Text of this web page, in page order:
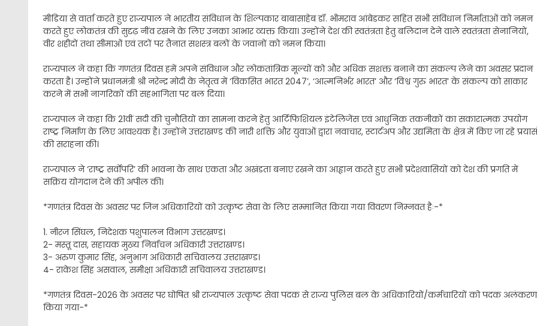
मीडिया से वार्ता करते हुए राज्यपाल ने भारतीय संविधान के शिल्पकार बाबासाहेब डॉ. भीमराव आंबेडकर सहित सभी संविधान निर्माताओं को नमन
करते हुए लोकतंत्र की सुदृढ़ नींव रखने के लिए उनका आभार व्यक्त किया। उन्होंने देश की स्वतंत्रता हेतु बलिदान देने वाले स्वतंत्रता सेनानियों,
वीर शहीदों तथा सीमाओं एवं तटों पर तैनात सशस्त्र बलों के जवानों को नमन किया।
राज्यपाल ने कहा कि गणतंत्र दिवस हमें अपने संविधान और लोकतांत्रिक मूल्यों को और अधिक सशक्त बनाने का संकल्प लेने का अवसर प्रदान
करता है। उन्होंने प्रधानमंत्री श्री नरेन्द्र मोदी के नेतृत्व में ‘विकसित भारत 2047’, ‘आत्मनिर्भर भारत’ और ‘विश्व गुरु भारत’ के संकल्प को साकार
करने में सभी नागरिकों की सहभागिता पर बल दिया।
राज्यपाल ने कहा कि 21वीं सदी की चुनौतियों का सामना करने हेतु आर्टिफिशियल इंटेलिजेंस एवं आधुनिक तकनीकों का सकारात्मक उपयोग
राष्ट्र निर्माण के लिए आवश्यक है। उन्होंने उत्तराखण्ड की नारी शक्ति और युवाओं द्वारा नवाचार, स्टार्टअप और उद्यमिता के क्षेत्र में किए जा रहे
की सराहना की।
राज्यपाल ने ‘राष्ट्र सर्वाेपरि’ की भावना के साथ एकता और अखंडता बनाए रखने का आह्वान करते हुए सभी प्रदेशवासियों को देश की प्रगति में
सक्रिय योगदान देने की अपील की।
*गणतंत्र दिवस के अवसर पर जिन अधिकारियों को उत्कृष्ट सेवा के लिए सम्मानित किया गया विवरण निम्नवत हैः-*
1. नीरज सिंघल, निदेशक पशुपालन विभाग उत्तरखण्ड।
2- मस्तू दास, सहायक मुख्य निर्वाचन अधिकारी उत्तराखण्ड।
3- अरुण कुमार सिंह, अनुभाग अधिकारी सचिवालय उत्तराखण्ड।
4- राकेश सिंह असवाल, समीक्षा अधिकारी सचिवालय उत्तराखण्ड।
*गणतंत्र दिवस-2026 के अवसर पर घोषित श्री राज्यपाल उत्कृष्ट सेवा पदक से राज्य पुलिस बल के अधिकारियों/कर्मचारियों को पदक अलंकरण
किया गया-*